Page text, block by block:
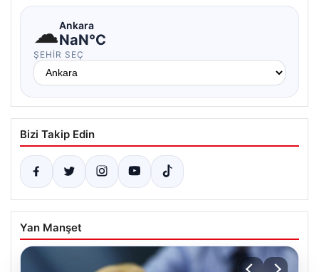
☁Ankara
NaN°C
ŞEHIR SEÇ
Bizi Takip Edin
Yan Manşet